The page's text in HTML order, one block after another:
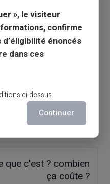
que c'est ? combien
ça coûte ?
», le visiteur
confirme
énoncés
dans ces
ci-dessus.
Continuer